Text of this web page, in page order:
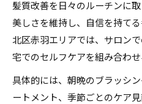
髪質改善を日々のルーチンに
美しさを維持し、自信を持て
北区赤羽エリアでは、サロン
宅でのセルフケアを組み合わせ
具体的には、朝晩のブラッシ
ートメント、季節ごとのケア